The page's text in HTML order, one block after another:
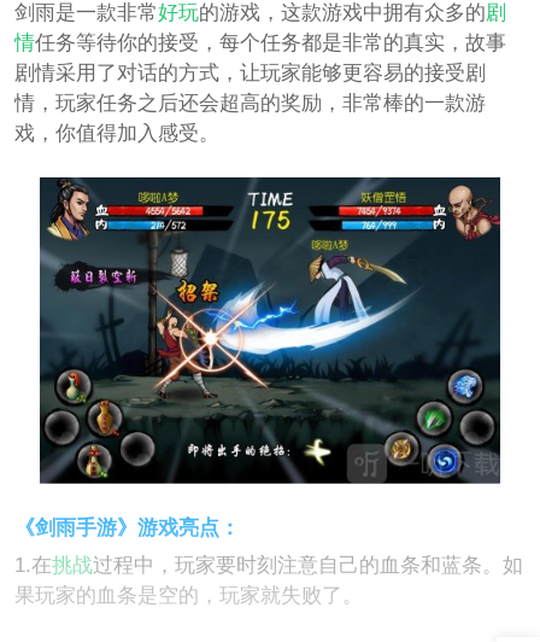
剑雨是一款非常好玩的游戏，这款游戏中拥有众多的剧
情任务等待你的接受，每个任务都是非常的真实，故事
剧情采用了对话的方式，让玩家能够更容易的接受剧
情，玩家任务之后还会超高的奖励，非常棒的一款游
戏，你值得加入感受。
《剑雨手游》游戏亮点：
1.在挑战过程中，玩家要时刻注意自己的血条和蓝条。如
果玩家的血条是空的，玩家就失败了。